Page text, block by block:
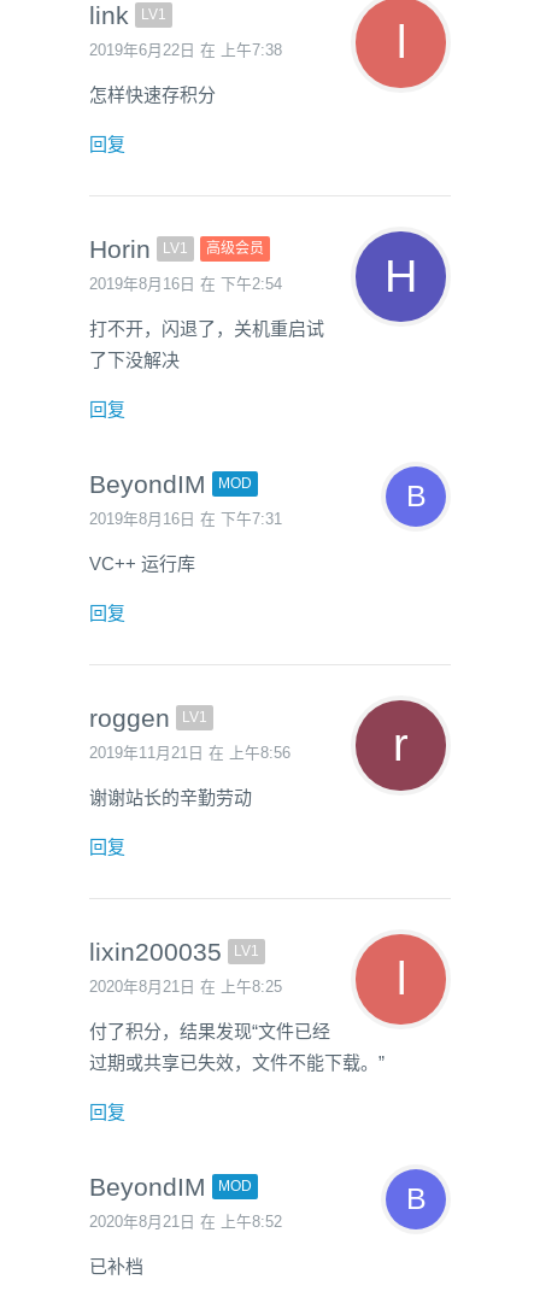
link LV1
2019年6月22日 在 上午7:38
怎样快速存积分
回复
Horin LV1 高级会员
2019年8月16日 在 下午2:54
打不开，闪退了，关机重启试
了下没解决
回复
BeyondIM MOD
2019年8月16日 在 下午7:31
VC++ 运行库
回复
roggen LV1
2019年11月21日 在 上午8:56
谢谢站长的辛勤劳动
回复
lixin200035 LV1
2020年8月21日 在 上午8:25
付了积分，结果发现“文件已经
过期或共享已失效，文件不能下载。”
回复
BeyondIM MOD
2020年8月21日 在 上午8:52
已补档